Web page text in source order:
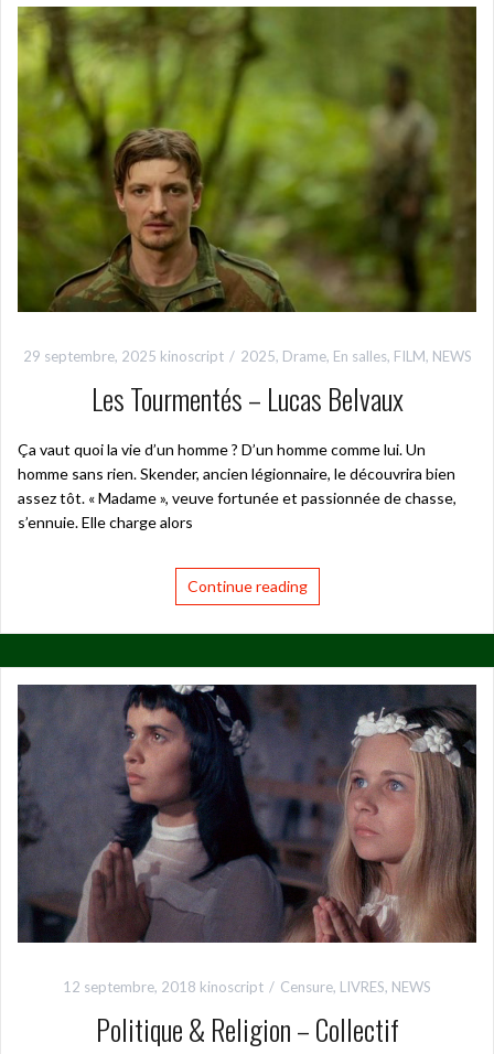
29 septembre, 2025 kinoscript 2025, Drame, En salles, FILM, NEWS
Les Tourmentés – Lucas Belvaux
Ça vaut quoi la vie d’un homme ? D’un homme comme lui. Un
homme sans rien. Skender, ancien légionnaire, le découvrira bien
assez tôt. « Madame », veuve fortunée et passionnée de chasse,
s’ennuie. Elle charge alors
Continue reading
12 septembre, 2018 kinoscript Censure, LIVRES, NEWS
Politique & Religion – Collectif